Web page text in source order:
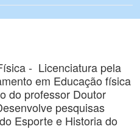
- Licenciatura pela
em Educação física
do professor Doutor
pesquisas
Esporte e Historia do